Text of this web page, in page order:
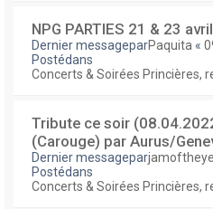
NPG PARTIES 21 & 23
Dernier messageparPaquita «
Postédans
Concerts & Soirées Princières,
Tribute ce soir
(Carouge) par Aurus/
Dernier messagepar
Postédans
Concerts & Soirées Princières,